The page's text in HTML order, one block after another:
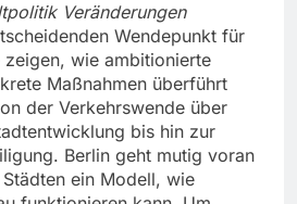
Veränderungen
Wendepunkt für
wie ambitionierte
Maßnahmen überführt
der Verkehrswende über
bis hin zur
Berlin geht mutig voran
ein Modell, wie